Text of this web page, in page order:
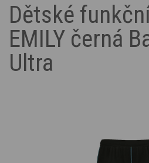
Dětské
EMILY černá
Ultra